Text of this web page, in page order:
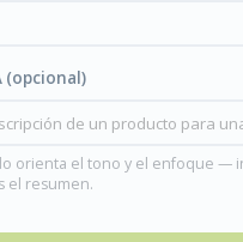
(opcional)
orienta el tono y el enfoque —
el resumen.